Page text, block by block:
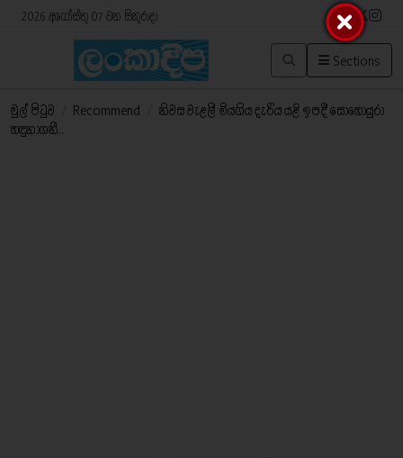
2026 අගෝස්තු 07 වන සිකුරාදා
Sections
මුල් පිටුව Recommend
නිවස වැළලී මියගිය දැරිය යළි ඉපදී සොහොයුරා
හඳුනාගනී..